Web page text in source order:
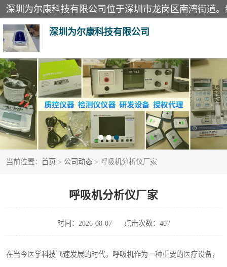
深圳为尔康科技有限公司
当前位置： 首页 > 公司动态 > 呼吸机分析仪厂家
呼吸机分析仪厂家
时间：2026-08-07 点击次数：407
在当今医学科技飞速发展的时代，呼吸机作为一种重要的医疗设备，
教学模型
模拟器
测试卡
X射线检测仪